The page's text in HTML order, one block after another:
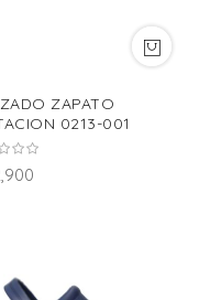
ZAPATO
0213-001